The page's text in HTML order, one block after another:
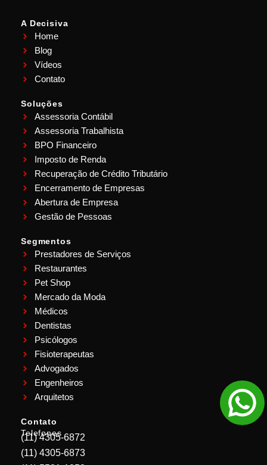
A Decisiva
Home
Blog
Vídeos
Contato
Soluções
Assessoria Contábil
Assessoria Trabalhista
BPO Financeiro
Imposto de Renda
Recuperação de Crédito Tributário
Encerramento de Empresas
Abertura de Empresa
Gestão de Pessoas
Segmentos
Prestadores de Serviços
Restaurantes
Pet Shop
Mercado da Moda
Médicos
Dentistas
Psicólogos
Fisioterapeutas
Advogados
Engenheiros
Arquitetos
Contato
Telefones
(11) 4305-6872
(11) 4305-6873